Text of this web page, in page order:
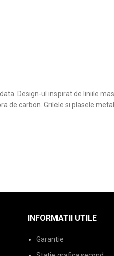
Design-ul inspirat de liniile
de carbon. Grilele si plasele
INFORMATII UTILE
Garantie